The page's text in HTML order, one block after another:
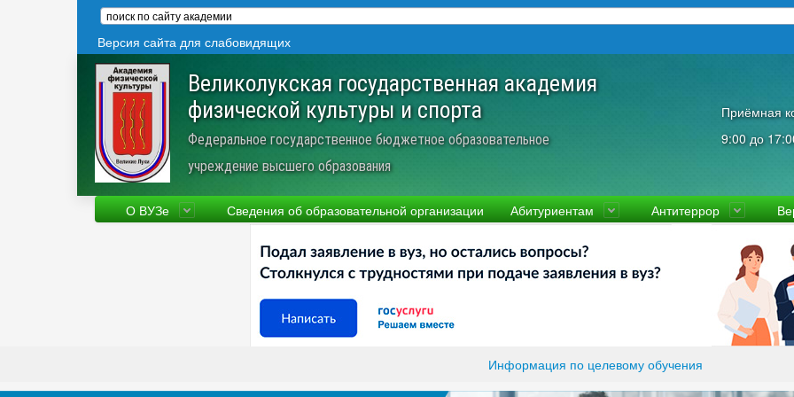
Версия сайта для слабовидящих
Великолукская государственная академия
физической культуры и спорта
Федеральное государственное бюджетное образовательное
учреждение высшего образования
Приёмная
9:00 до
О ВУЗе
Сведения об образовательной
Факультеты
Руководство
Преподаватели и сотрудники
Научная деятельность
Противодействие коррупции Прочие документы
Сведения об образовательной организации Абитуриентам
Приемная комиссия
Стоимость
Антитеррор
Правовая
Информация
Информация по целевому обучения